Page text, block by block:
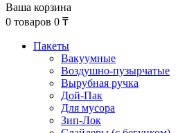
Ваша корзина
0 товаров 0 ₸
Пакеты
Вакуумные
Воздушно-пузырчатые
Вырубная ручка
Дой-Пак
Для мусора
Зип-Лок